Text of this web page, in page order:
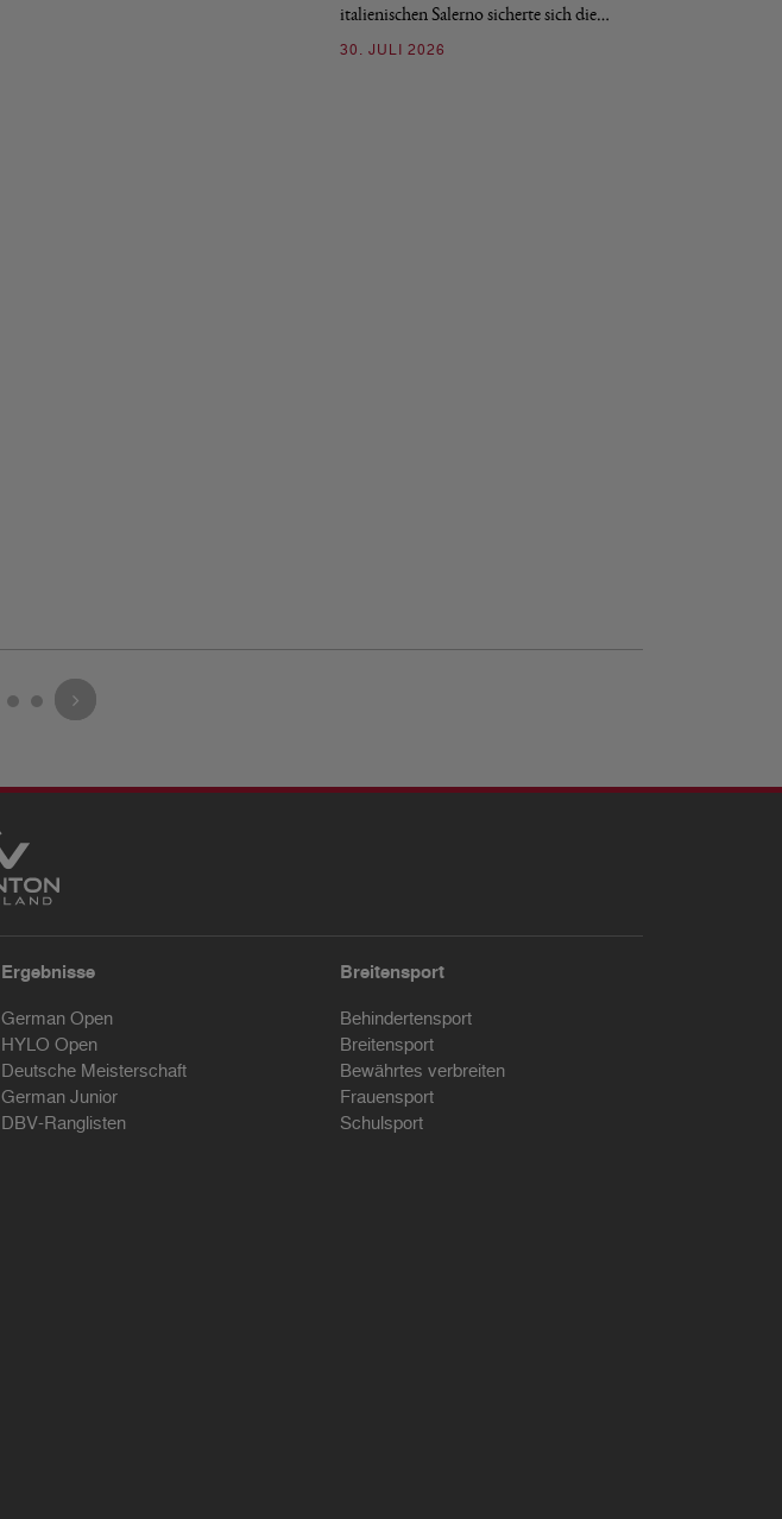
italienischen Salerno sicherte sich die…
30. JULI 2026
Ergebnisse
German Open
HYLO Open
Deutsche Meisterschaft
German Junior
DBV-Ranglisten
Breitensport
Behindertensport
Breitensport
Bewährtes verbreiten
Frauensport
Schulsport